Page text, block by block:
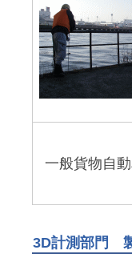
一般貨物自
3D計測部門